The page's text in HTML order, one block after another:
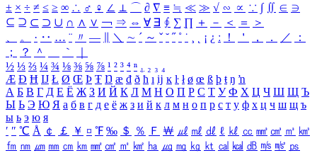
± × ÷ ≠ ≤ ≥ ∞ ∴ ♂ ♀ ∠ ⊥ ⌒ ∂ ∇ ≡ ≒ ≪ ≫ √ ∽ ∝ ∵ ∫ ∬ ∈ ∋
⊆ ⊇ ⊂ ⊃ ∪ ∩ ∧ ∨ ￢ ⇒ ⇔ ∀ ∃ ∮ ∑ ∏ ＋ － ＜ ＝
＞
、
。 · ‥ … ¨ 〃 ― ＼ ∼ ´ ～ ˇ ˘ ˝ ˚ ˙ ¸ ¡ ¿ ː ！ ＇ ， ． ／
：
；
？ ＾ ｀
½ ⅓ ⅔ ¼ ¾ ⅛ ⅜ ⅝ ⅞ ¹ ² ³ ⁴ ⁿ ₁ ₂ ₃ ₄
Æ Ð Ħ Ĳ Ł Ø Œ Þ Ŧ Ŋ æ đ ð ħ ı ĳ ĸ ŀ ł ø œ ß þ ŧ ŋ ŉ
А Б В Г Д Е Ё Ж З И Й К Л М Н О П Р С Т У Ф Х Ц Ч Ш Щ Ъ
Ы Ь Э Ю Я а б в г д е ё ж з и й к л м н о п р с т у ф х ц ч ш щ ъ
ы ь э ю я
′ ″ ℃ Å ￠ ￡ ￥ ¤ ℉ ‰ ＄ ％ Ｆ ￦ ㎕ ㎖ ㎗ ℓ ㎘ ㏄ ㎣ ㎤ ㎥ ㎦
㎙ ㎚ ㎛ ㎜ ㎝ ㎞ ㎟ ㎠ ㎡ ㎢ ㏊ ㎍ ㎎ ㎏ ㏏ ㎈ ㎉ ㏈ ㎧ ㎨ ㎰